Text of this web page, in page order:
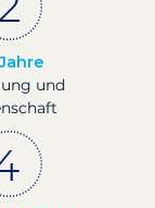
und